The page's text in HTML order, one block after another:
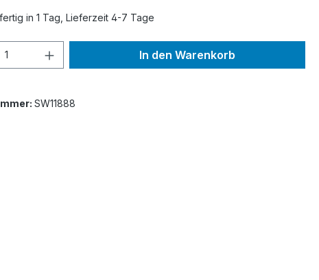
in 1 Tag, Lieferzeit 4-7 Tage
Anzahl: Gib den gewünschten Wert
In den Warenkorb
SW11888